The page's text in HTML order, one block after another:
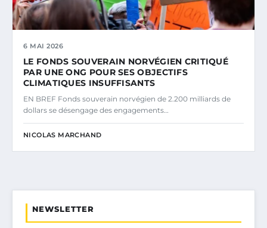
6 MAI 2026
LE FONDS SOUVERAIN NORVÉGIEN CRITIQUÉ
PAR UNE ONG POUR SES OBJECTIFS
CLIMATIQUES INSUFFISANTS
EN BREF Fonds souverain norvégien de 2.200 milliards de
dollars se désengage des engagements…
NICOLAS MARCHAND
NEWSLETTER